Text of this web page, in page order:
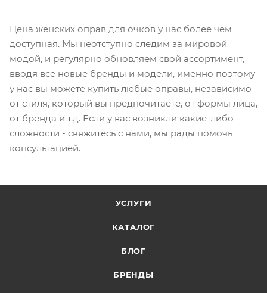
Цена женских оправ для очков у нас более чем
доступная. Мы неотступно следим за мировой
модой, и регулярно обновляем свой ассортимент,
вводя все новые бренды и модели, именно поэтому
у нас вы можете купить любые оправы, независимо
от стиля, который вы предпочитаете, от формы лица,
от бренда и т.д. Если у вас возникли какие-либо
сложности - свяжитесь с нами, мы рады помочь
консультацией.
УСЛУГИ
КАТАЛОГ
БЛОГ
БРЕНДЫ